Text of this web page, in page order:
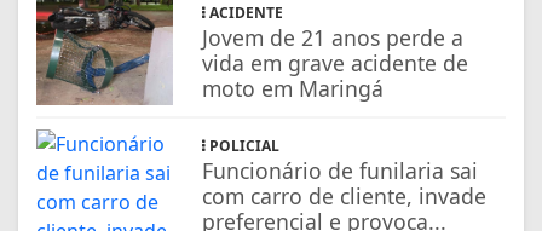
ACIDENTE
Jovem de 21 anos perde a
vida em grave acidente de
moto em Maringá
POLICIAL
Funcionário de funilaria sai
com carro de cliente, invade
preferencial e provoca...